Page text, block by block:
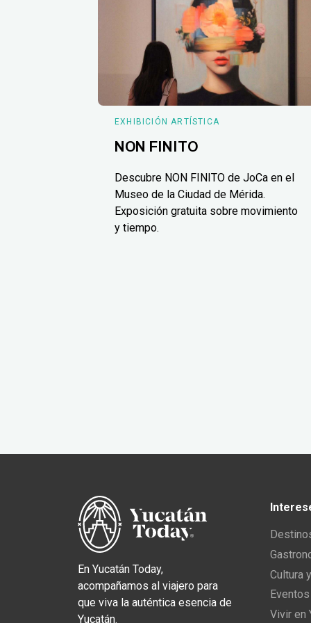
EXHIBICIÓN ARTÍSTICA
NON FINITO
Descubre NON FINITO de JoCa en el
Museo de la Ciudad de Mérida.
Exposición gratuita sobre movimiento
y tiempo.
En Yucatán Today,
acompañamos al viajero para
que viva la auténtica esencia de
Yucatán.
Cultura
Vivir en